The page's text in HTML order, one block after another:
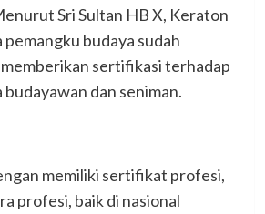
Sri Sultan HB X, Keraton
pemangku budaya sudah
sertifikasi terhadap
dan seniman.
memiliki sertifikat profesi,
profesi, baik di nasional